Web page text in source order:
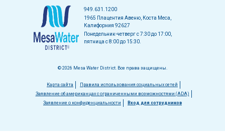
949.631.1200
1965 Плацентия Авеню, Коста Меса,
Калифорния 92627
Понедельник-четверг с 7:30 до 17:00,
пятница с 8:00 до 15:30.
© 2026 Mesa Water District. Все права защищены.
Меню
нижнем
Карта сайта
Правила использования социальных сетей
Заявление об американцах с ограниченными возможностями (ADA)
Заявление о конфиденциальности
Вход для сотрудников